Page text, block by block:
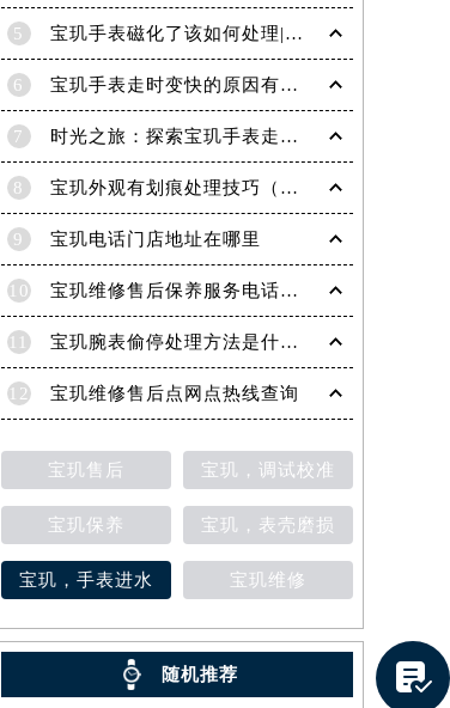
5 宝玑手表磁化了该如何处理|宝玑技师为您讲解
6 宝玑手表走时变快的原因有哪些？
7 时光之旅：探索宝玑手表走时的秘密
8 宝玑外观有划痕处理技巧（轻松修复爱表的实用方法）
9 宝玑电话门店地址在哪里
10 宝玑维修售后保养服务电话是多少
11 宝玑腕表偷停处理方法是什么（专业维修指南与常见故障排查）
12 宝玑维修售后点网点热线查询
宝玑售后 宝玑，调试校准
宝玑保养 宝玑，表壳磨损
宝玑，手表进水 宝玑维修
随机推荐 